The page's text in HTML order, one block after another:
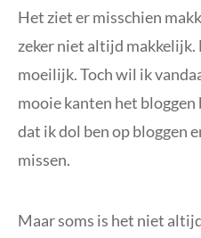
Het ziet er misschien
zeker niet altijd
moeilijk. Toch wil ik
mooie kanten het
dat ik dol ben op bloggen
missen.
Maar soms is het niet